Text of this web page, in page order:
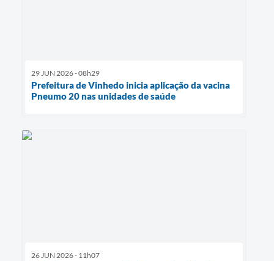
29 JUN 2026 - 08h29
Prefeitura de Vinhedo inicia aplicação da vacina
Pneumo 20 nas unidades de saúde
26 JUN 2026 - 11h07